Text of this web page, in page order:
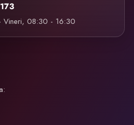
Vineri, 08:30 - 16:30